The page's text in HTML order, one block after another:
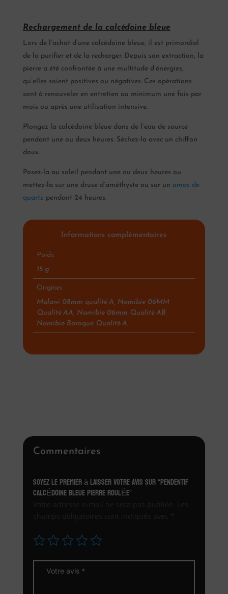
Rechargement de la calcédoine bleue
Lors de l’achat d’une calcédoine bleue, il est primordial
de la purifier et de la recharger. Depuis son extraction, la
pierre a été confrontée à une multitude d’énergies,
qu’elles soient positives ou négatives. Ces opérations
sont à renouveler en entretien au minimum une fois par
mois ou après une utilisation intensive.
Plongez la calcédoine bleue dans de l’eau de source
pendant une ou deux heures. Séchez-la avec un chiffon
doux.
Posez-la au soleil pendant une ou deux heures ou
mettez-la sur une druse d’améthyste ou sur un amas de
quartz pendant 24 heures.
Informations complémentaires
Poids
15 g
Origines
Malawi 08mm qualité A, Namibie 06MM
Qualité AA, Namibie 06mm Qualité AB,
Namibie Baroque Qualité A
Commentaires
Soyez le premier à laisser votre avis sur “PENDENTIF
CALCÉDOINE BLEUE PIERRE ROULÉE”